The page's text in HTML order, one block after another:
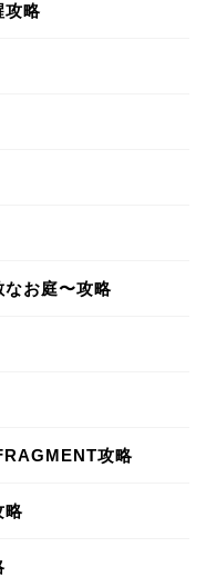
攻略
なお庭〜攻略
攻略
略